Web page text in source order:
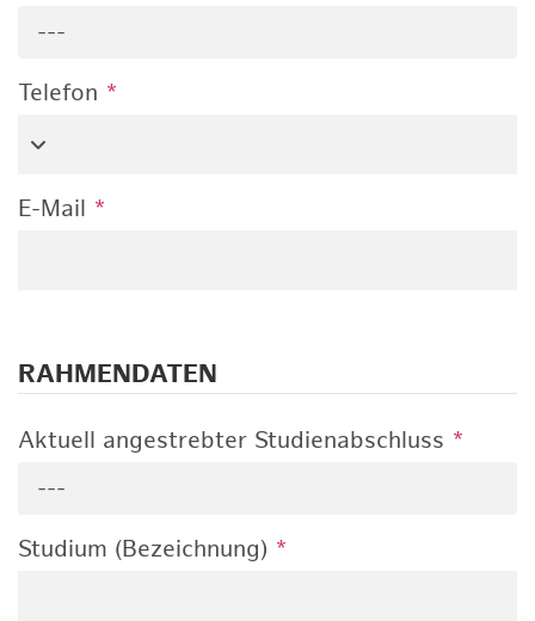
---
Telefon *
E-Mail *
RAHMENDATEN
Aktuell angestrebter Studienabschluss *
---
Studium (Bezeichnung) *